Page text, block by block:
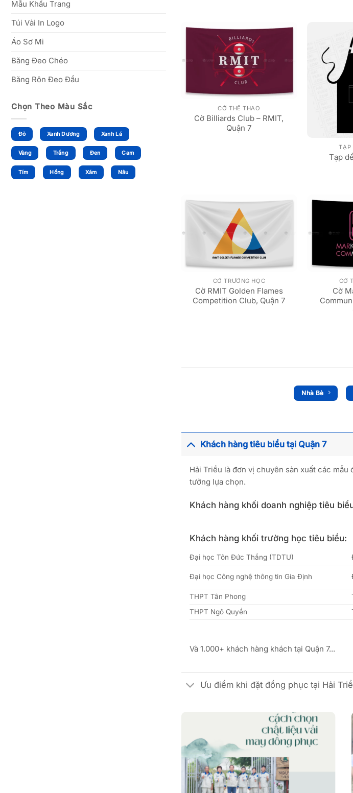
Mẫu Khẩu Trang
Túi Vải In Logo
Áo Sơ Mi
Băng Đeo Chéo
Băng Rôn Đeo Đầu
Chọn Theo Màu Sắc
Đỏ Xanh Dương Xanh Lá
Vàng Trắng Đen Cam
Tím Hồng Xám Nâu
CỜ THỂ THAO
Cờ Billiards Club – RMIT,
Quận 7
TẠP
Tạp
CỜ TRƯỜNG HỌC
Cờ RMIT Golden Flames
Competition Club, Quận 7
CỜ
Cờ
Nhà Bè
Khách hàng tiêu biểu tại Quận 7
Hải Triều là đơn vị chuyên sản xuất các mẫu
tưởng lựa chọn.
Khách hàng khối doanh nghiệp tiêu
Khách hàng khối trường học tiêu biểu:
Đại học Tôn Đức Thắng (TDTU)
Đại học Công nghệ thông tin Gia Định
THPT Tân Phong
THPT Ngô Quyền
Và 1.000+ khách hàng khách tại Quận 7...
Ưu điểm khi đặt đồng phục tại Hải